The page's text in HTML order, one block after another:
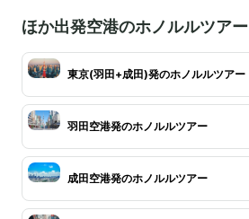
ほか出発空港のホノルルツアー
東京(羽田+成田)発のホノルルツアー
羽田空港発のホノルルツアー
成田空港発のホノルルツアー